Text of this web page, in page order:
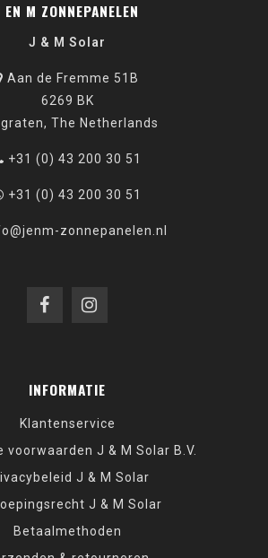
EN M ZONNEPANELEN
J & M Solar
Aan de Fremme 51B
6269 BK
The Netherlands
+31 (0) 43 200 30 51
+31 (0) 43 200 30 51
zonnepanelen.nl
INFORMATIE
Klantenservice
voorwaarden J & M Solar B.V.
J & M Solar
J & M Solar
Betaalmethoden